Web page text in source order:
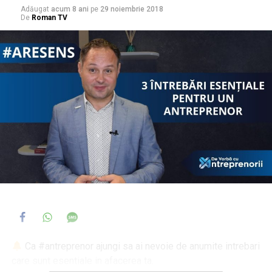
Adăugat acum 8 ani pe 29 noiembrie 2018
De Roman TV